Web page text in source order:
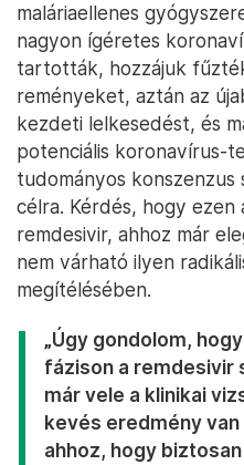
maláriaellenes
nagyon ígéretes
tartották, hozzájuk
reményeket, aztán az
kezdeti lelkesedést, és
potenciális koronavírus-
tudományos konszenzus
célra. Kérdés, hogy
remdesivir, ahhoz már
nem várható ilyen
megítélésében.
„Úgy gondolom,
fázison a remdesivir
már vele a klinikai
kevés eredmény
ahhoz, hogy